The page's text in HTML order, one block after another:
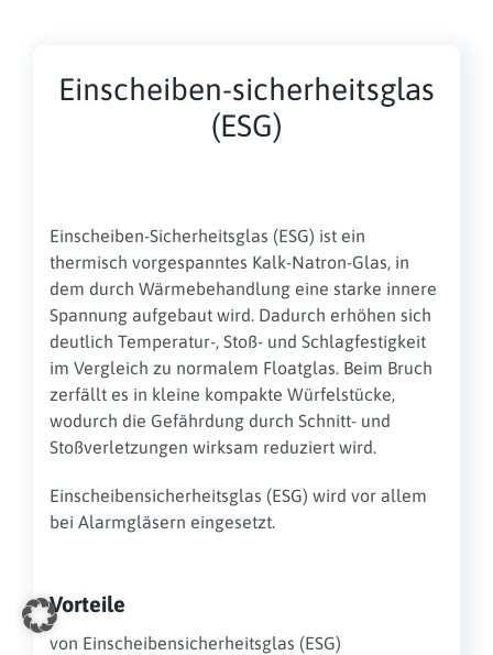
Einscheiben-sicherheitsglas
(ESG)
Einscheiben-Sicherheitsglas (ESG) ist ein
thermisch vorgespanntes Kalk-Natron-Glas, in
dem durch Wärmebehandlung eine starke innere
Spannung aufgebaut wird. Dadurch erhöhen sich
deutlich Temperatur-, Stoß- und Schlagfestigkeit
im Vergleich zu normalem Floatglas. Beim Bruch
zerfällt es in kleine kompakte Würfelstücke,
wodurch die Gefährdung durch Schnitt- und
Stoßverletzungen wirksam reduziert wird.
Einscheibensicherheitsglas (ESG) wird vor allem
bei Alarmgläsern eingesetzt.
Vorteile
von Einscheibensicherheitsglas (ESG)